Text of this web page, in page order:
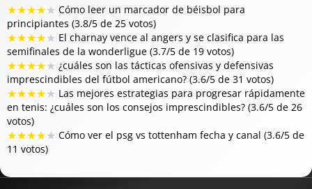
★★★★★ Cómo leer un marcador de béisbol para
principiantes (3.8/5 de 25 votos)
★★★★★ El charnay vence al angers y se clasifica para las
semifinales de la wonderligue (3.7/5 de 19 votos)
★★★★★ ¿cuáles son las tácticas ofensivas y defensivas
imprescindibles del fútbol americano? (3.6/5 de 31 votos)
★★★★★ Las mejores estrategias para progresar rápidamente
en tenis: ¿cuáles son los consejos imprescindibles? (3.6/5 de 26
votos)
★★★★★ Cómo ver el psg vs tottenham fecha y canal (3.6/5 de
11 votos)